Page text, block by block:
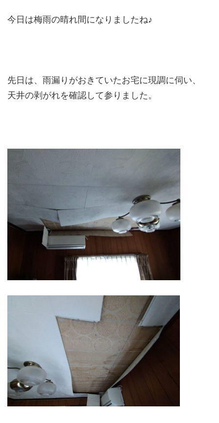
今日は梅雨の晴れ間になりましたね♪
先日は、雨漏りがおきていたお宅に現調に伺い、
天井の剥がれを確認して参りました。